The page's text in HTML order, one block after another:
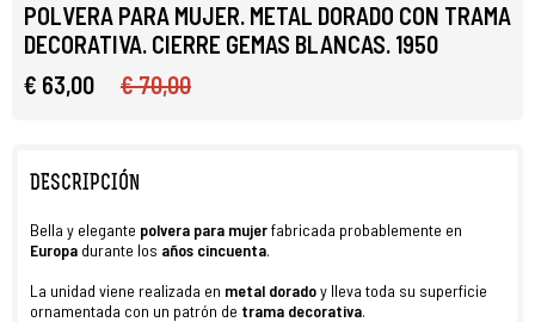
POLVERA PARA MUJER. METAL DORADO CON TRAMA
DECORATIVA. CIERRE GEMAS BLANCAS. 1950
€ 63,00
€ 70,00
DESCRIPCIÓN
Bella y elegante polvera para mujerfabricada probablemente en
Europa durante los años cincuenta.
La unidad viene realizada en metal doradoy lleva toda su superficie
ornamentada con un patrón de trama decorativa.